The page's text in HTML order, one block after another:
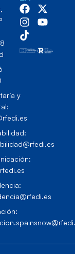
y